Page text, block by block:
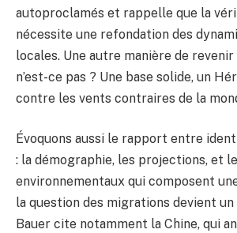
autoproclamés et rappelle que la
nécessite une refondation des
locales. Une autre manière de revenir
n’est-ce pas ? Une base solide, un
contre les vents contraires de la
Évoquons aussi le rapport entre
: la démographie, les projections, et
environnementaux qui composent
la question des migrations devient
Bauer cite notamment la Chine, qui